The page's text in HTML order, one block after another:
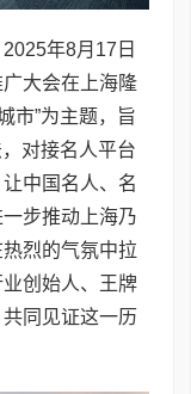
2025年8月17日
大会在上海隆
市”为主题，旨
对接名人平台
中国名人、名
步推动上海乃
烈的气氛中拉
创始人、王牌
同见证这一历